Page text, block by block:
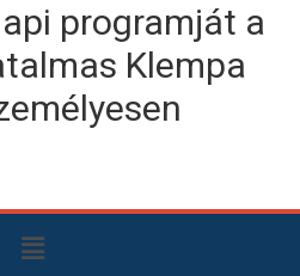
programját a
Klempa